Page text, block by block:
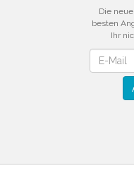
Die
besten
Ihr